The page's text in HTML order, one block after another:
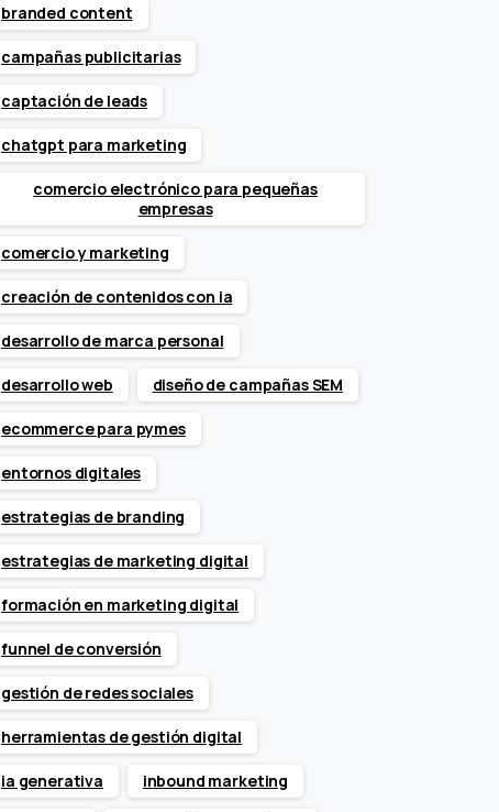
branded content
campañas publicitarias
captación de leads
chatgpt para marketing
comercio electrónico para pequeñas
empresas
comercio y marketing
creación de contenidos con ia
desarrollo de marca personal
desarrollo web diseño de campañas SEM
ecommerce para pymes
entornos digitales
estrategias de branding
estrategias de marketing digital
formación en marketing digital
funnel de conversión
gestión de redes sociales
herramientas de gestión digital
ia generativa inbound marketing